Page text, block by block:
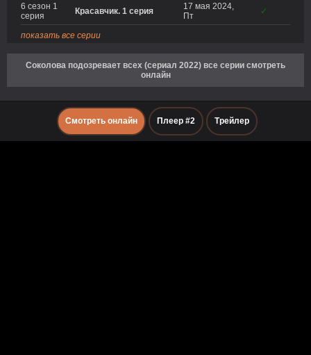
6 сезон 1
серия
Красавчик. 1 серия
17 мая 2024,
Пт
✓
показать все серии
Соколова подозревает всех (сериал 2022) все серии смотреть
онлайн
Смотреть онлайн Плеер #2 Трейлер